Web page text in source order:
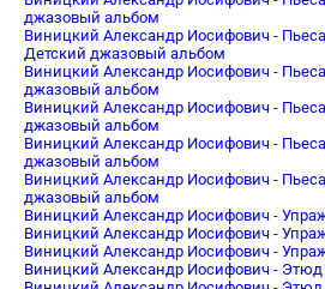
джазовый альбом
Виницкий Александр Иосифович -
Детский джазовый альбом
Виницкий Александр Иосифович -
джазовый альбом
Виницкий Александр Иосифович -
джазовый альбом
Виницкий Александр Иосифович -
джазовый альбом
Виницкий Александр Иосифович -
джазовый альбом
Виницкий Александр Иосифович -
Виницкий Александр Иосифович -
Виницкий Александр Иосифович -
Виницкий Александр Иосифович -